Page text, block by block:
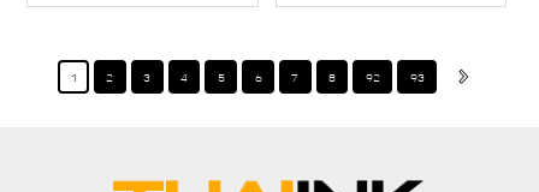
1 2 3 4 5 6 7 8 92 93